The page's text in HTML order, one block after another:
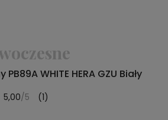
WHITE HERA GZU Biały
5,00/5 (1)